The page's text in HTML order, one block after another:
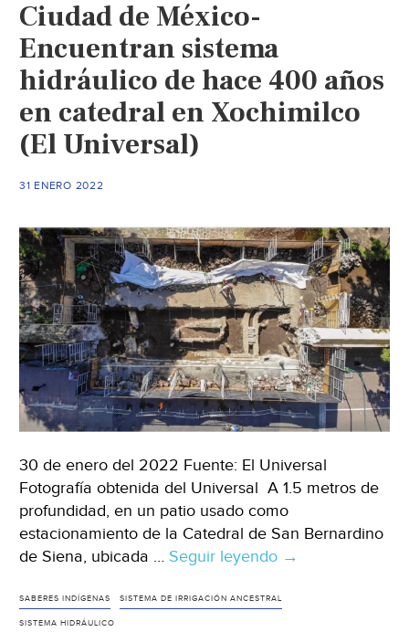
Egipto,
sugiere
Ciudad de México-
Encuentran sistema
hidráulico de hace 400 años
en catedral en Xochimilco
(El Universal)
31 ENERO 2022
30 de enero del 2022 Fuente: El Universal
Fotografía obtenida del Universal A 1.5 metros de
profundidad, en un patio usado como
estacionamiento de la Catedral de San Bernardino
de Siena, ubicada … Seguir leyendo Ciudad
→
SABERES INDÍGENAS SISTEMA DE IRRIGACIÓN ANCESTRAL
SISTEMA HIDRÁULICO